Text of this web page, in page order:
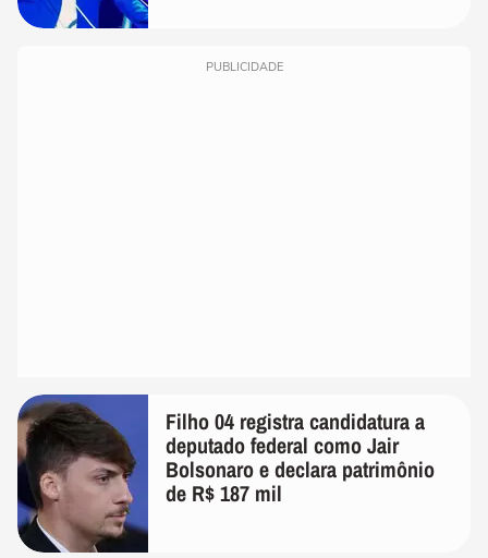
PUBLICIDADE
Filho 04 registra candidatura a
deputado federal como Jair
Bolsonaro e declara patrimônio
de R$ 187 mil